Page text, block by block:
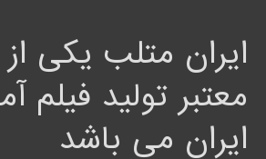
ایران متلب یکی
معتبر تولید فیلم
ایران می باشد